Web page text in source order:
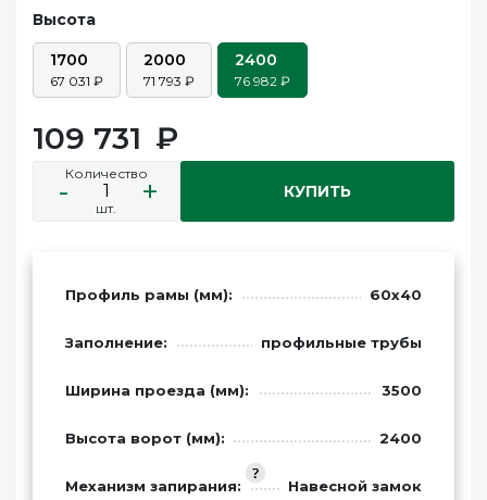
Высота
1700
67 031
2000
71 793
2400
76 982
109 731
Количество
- +
шт.
КУПИТЬ
Профиль рамы (мм): 60х40
Заполнение: профильные трубы
Ширина проезда (мм): 3500
Высота ворот (мм): 2400
Механизм запирания: Навесной замок